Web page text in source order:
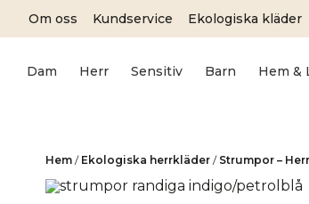
Om oss Kundservice Ekologiska kläder
Dam Herr Sensitiv Barn Hem &
Hem / Ekologiska herrkläder / Strumpor – Herr